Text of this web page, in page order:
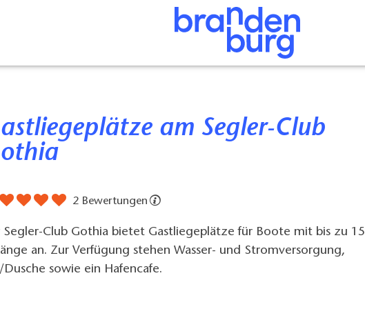
2 Bewertungen
Segler-Club Gothia bietet Gastliegeplätze für Boote mit bis zu 15
an. Zur Verfügung stehen Wasser- und Stromversorgung,
Dusche sowie ein Hafencafe.